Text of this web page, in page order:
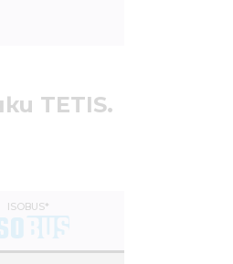
TETIS.
ISOBUS*